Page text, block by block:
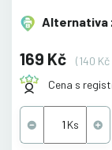
Alternativa
169 Kč
(140
Cena s